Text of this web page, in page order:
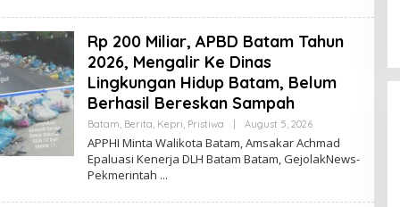
R
A
Rp 200 Miliar, APBD Batam Tahun
2026, Mengalir Ke Dinas
Lingkungan Hidup Batam, Belum
Berhasil Bereskan Sampah
Batam, Berita, Kepri, Pristiwa August 5, 2026B
T
A
R
APPHI Minta Walikota Batam, Amsakar Achmad
Epaluasi Kenerja DLH Batam Batam, GejolakNews-
Pekmerintah